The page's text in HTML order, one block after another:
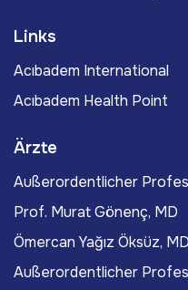
Links
Acıbadem International
Acıbadem Health Point
Ärzte
Außerordentlicher
Prof. Murat Gönenç, MD
Ömercan Yağız Öksüz, MD
Außerordentlicher